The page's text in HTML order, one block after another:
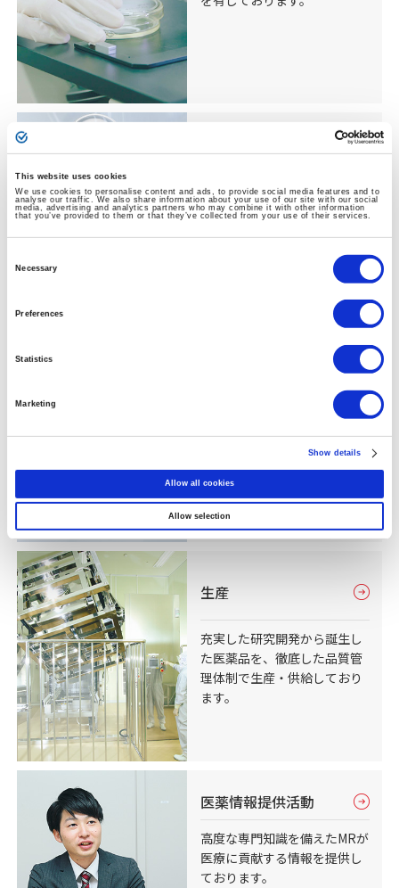
This website uses cookies
We use cookies to personalise content and ads, to provide social media features and to
analyse our traffic. We also share information about your use of our site with our social
media, advertising and analytics partners who may combine it with other information
that you’ve provided to them or that they’ve collected from your use of their services.
Necessary
Preferences
Statistics
Marketing
Show details
Allow all cookies
Allow selection
するため、公募を通じた幅広
い創薬機会を求めています。
パイプライン・知的財
当社の創薬における各段階の
開発パイプラインを掲載して
生産
充実した研究開発から誕生し
た医薬品を、徹底した品質管
理体制で生産・供給しており
ます。
医薬情報提供活動
高度な専門知識を備えたMRが
医療に貢献する情報を提供し
ております。